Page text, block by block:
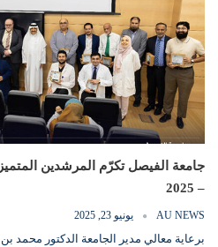
– 2025
AU NEWS يونيو 23, 2025
برعاية معالي مدير الجامعة الدكتور محمد